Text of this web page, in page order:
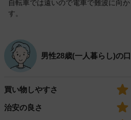
自転車では遠いので電車で難波に向
す。
男性28歳(一人暮らし)の
買い物しやすさ
治安の良さ